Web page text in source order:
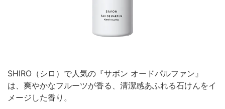
SHIRO（シロ）で人気の『サボン オードパルファン』
は、爽やかなフルーツが香る、清潔感あふれる石けんをイ
メージした香り。